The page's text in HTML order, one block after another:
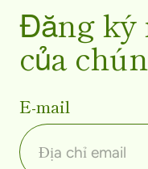
Đăng ký
của
E-mail